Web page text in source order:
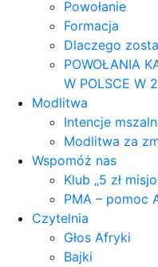
Powołanie
Formacja
Dlaczego
POWOŁANIA
W POLSCE W
Modlitwa
Intencje
Modlitwa za
Wspomóż nas
Klub „5 zł
PMA – pomoc
Czytelnia
Głos Afryki
Bajki